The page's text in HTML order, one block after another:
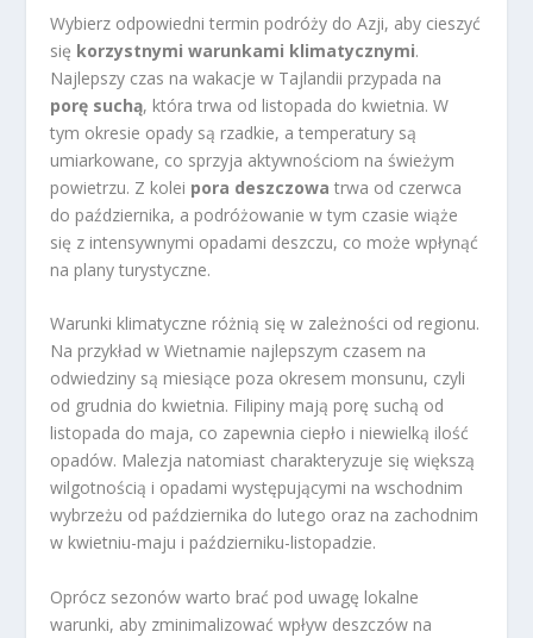
Wybierz odpowiedni termin podróży do Azji, aby cieszyć
się korzystnymi warunkami klimatycznymi.
Najlepszy czas na wakacje w Tajlandii przypada na
porę suchą, która trwa od listopada do kwietnia. W
tym okresie opady są rzadkie, a temperatury są
umiarkowane, co sprzyja aktywnościom na świeżym
powietrzu. Z kolei pora deszczowa trwa od czerwca
do października, a podróżowanie w tym czasie wiąże
się z intensywnymi opadami deszczu, co może wpłynąć
na plany turystyczne.
Warunki klimatyczne różnią się w zależności od regionu.
Na przykład w Wietnamie najlepszym czasem na
odwiedziny są miesiące poza okresem monsunu, czyli
od grudnia do kwietnia. Filipiny mają porę suchą od
listopada do maja, co zapewnia ciepło i niewielką ilość
opadów. Malezja natomiast charakteryzuje się większą
wilgotnością i opadami występującymi na wschodnim
wybrzeżu od października do lutego oraz na zachodnim
w kwietniu-maju i październiku-listopadzie.
Oprócz sezonów warto brać pod uwagę lokalne
warunki, aby zminimalizować wpływ deszczów na